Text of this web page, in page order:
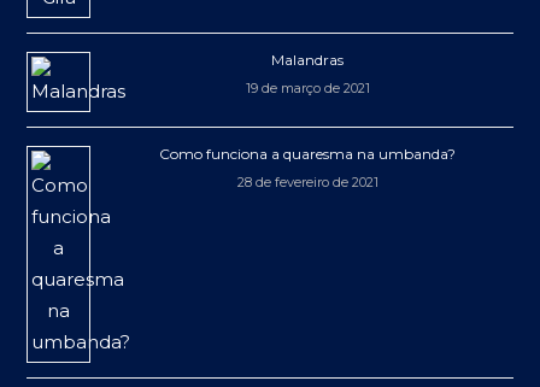
Malandras
19 de março de 2021
Como funciona a quaresma na umbanda?
28 de fevereiro de 2021